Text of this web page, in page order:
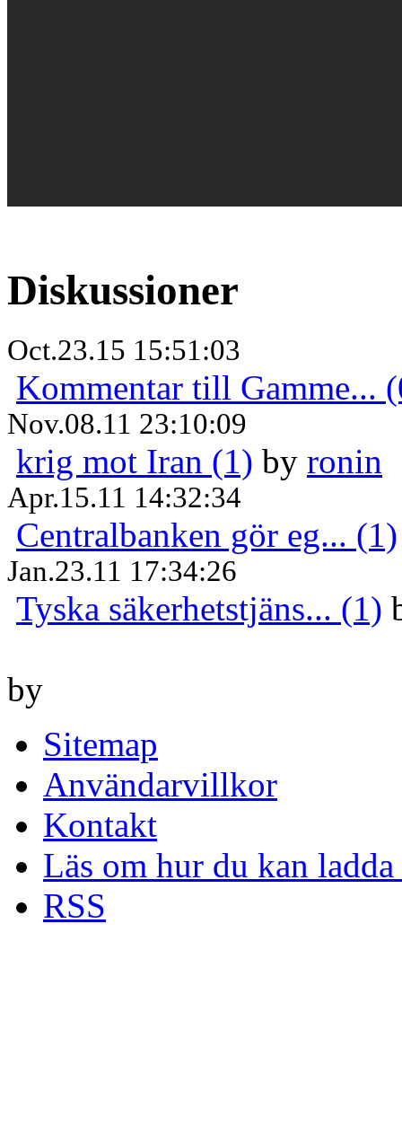
Diskussioner
Oct.23.15 15:51:03
Kommentar till Gamme...
Nov.08.11 23:10:09
krig mot Iran (1) by ronin
Apr.15.11 14:32:34
Centralbanken gör eg... (1)
Jan.23.11 17:34:26
Tyska säkerhetstjäns... (1)
by
Sitemap
Användarvillkor
Kontakt
Läs om hur du kan
RSS